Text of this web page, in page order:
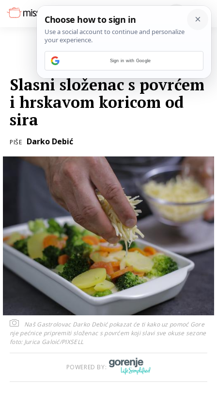
Slasni složenac s povrćem
i hrskavom koricom od
sira
PIŠE Darko Debić
Naš Gastrolovac Darko Debić pokazat će ti kako uz pomoć Gore
nje pećnice pripremiti složenac s povrćem koji slavi sve okuse sezone
foto: Jurica Galoić/PIXSELL
POWERED BY:
Sign in with Google